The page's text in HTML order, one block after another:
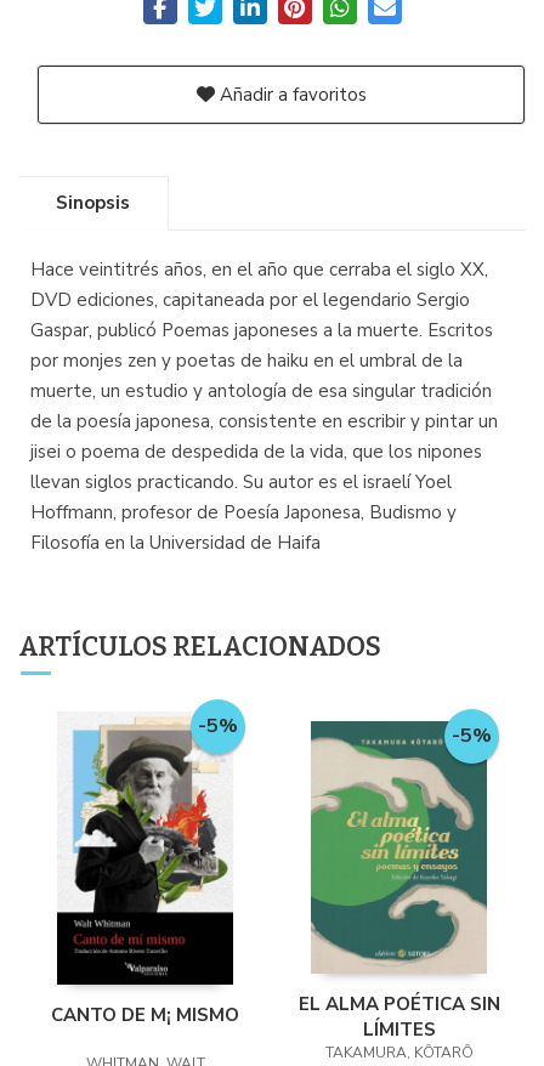
Añadir a favoritos
Sinopsis
Hace veintitrés años, en el año que cerraba el siglo XX,
DVD ediciones, capitaneada por el legendario Sergio
Gaspar, publicó Poemas japoneses a la muerte. Escritos
por monjes zen y poetas de haiku en el umbral de la
muerte, un estudio y antología de esa singular tradición
de la poesía japonesa, consistente en escribir y pintar un
jisei o poema de despedida de la vida, que los nipones
llevan siglos practicando. Su autor es el israelí Yoel
Hoffmann, profesor de Poesía Japonesa, Budismo y
Filosofía en la Universidad de Haifa
ARTÍCULOS RELACIONADOS
-5%
CANTO DE M¡ MISMO
-5%
EL ALMA POÉTICA SIN
LÍMITES
TAKAMURA, KÔTARÔ